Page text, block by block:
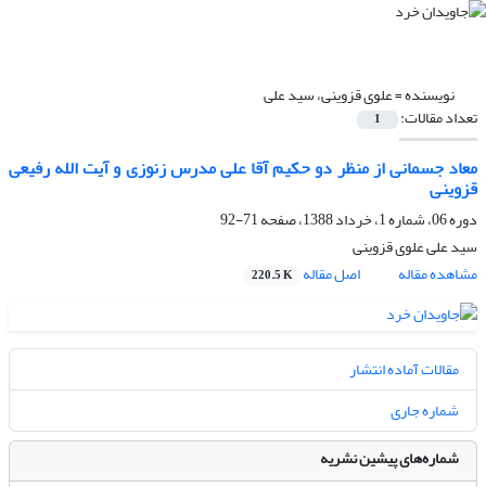
نویسنده =علوی قزوینی، سید علی
تعداد مقالات: 1
معاد جسمانی از منظر دو حکیم آقا علی مدرس زنوزی و آیت الله رفیعی
قزوینی
دوره 06، شماره 1، خرداد 1388، صفحه
71-92
سید علی علوی قزوینی
مشاهده مقاله
اصل مقاله 220.5 K
مقالات آماده انتشار
شماره جاری
شماره‌های پیشین نشریه